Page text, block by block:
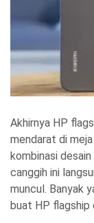
Akhirnya HP
mendarat di
kombinasi
canggih ini
muncul. Banyak
buat HP flagship